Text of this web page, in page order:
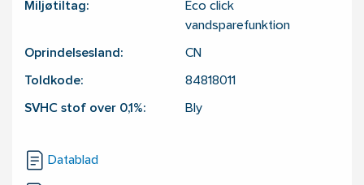
Miljøtiltag:
Eco click
vandsparefunktion
Oprindelsesland: CN
Toldkode: 84818011
SVHC stof over 0,1%: Bly
Datablad